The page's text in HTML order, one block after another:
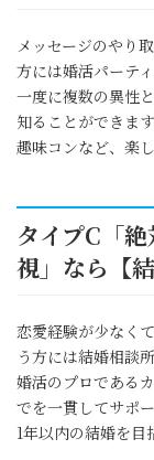
メッセージのやり
方には婚活パーテ
一度に複数の異性
知ることができます
趣味コンなど、楽
タイプC「
視」なら【
恋愛経験が少なく
う方には結婚相談
婚活のプロである
でを一貫してサポ
1年以内の結婚を目